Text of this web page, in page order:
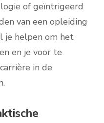
of geïntrigeerd
van een opleiding
je helpen om het
en je voor te
in de